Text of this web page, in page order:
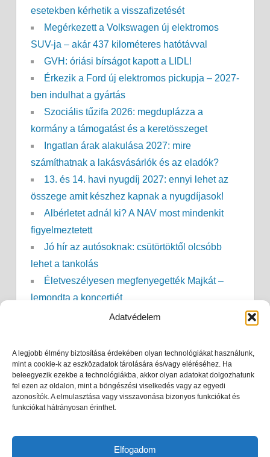
Adatvédelem
A legjobb élmény biztosítása érdekében olyan technológiákat használunk,
mint a cookie-k az eszközadatok tárolására és/vagy eléréséhez. Ha
beleegyezik ezekbe a technológiákba, akkor olyan adatokat dolgozhatunk
fel ezen az oldalon, mint a böngészési viselkedés vagy az egyedi
azonosítók. A elmulasztása vagy visszavonása bizonyos funkciókat és
funkciókat hátrányosan érinthet.
Elfogadom
esetekben kérhetik a visszafizetését
Megérkezett a Volkswagen új elektromos
SUV-ja – akár 437 kilométeres hatótávval
GVH: óriási bírságot kapott a LIDL!
Érkezik a Ford új elektromos pickupja – 2027-
ben indulhat a gyártás
Szociális tűzifa 2026: megduplázza a
kormány a támogatást és a keretösszeget
Ingatlan árak alakulása 2027: mire
számíthatnak a lakásvásárlók és az eladók?
13. és 14. havi nyugdíj 2027: ennyi lehet az
összege amit készhez kapnak a nyugdíjasok!
Albérletet adnál ki? A NAV most mindenkit
figyelmeztetett
Jó hír az autósoknak: csütörtöktől olcsóbb
lehet a tankolás
Életveszélyesen megfenyegették Majkát –
lemondta a koncertjét
Megérkezett Magyarországra az új Skoda
Meghosszabbították a hőségriasztást – ezt
kérik most mindenkitől
A Toyota uralja a piacot!
361 forint az euró